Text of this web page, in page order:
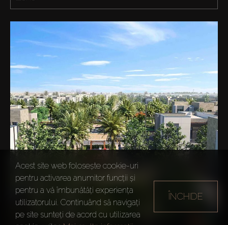
Acest site web folosește cookie-uri
pentru activarea anumitor funcții și
pentru a vă îmbunătăți experiența
utilizatorului. Continuând să navigați
pe site sunteți de acord cu utilizarea
ÎNCHIDE